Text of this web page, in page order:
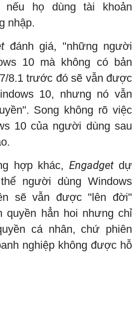
nếu họ dùng tài khoản
nhập.
đánh giá, "những người
10 mà không có bản
8.1 trước đó sẽ vẫn được
10, nhưng nó vẫn
Song không rõ việc
10 của người dùng sau
hợp khác,Engadget dự
người dùng Windows
sẽ vẫn được "lên đời"
quyền hẳn hoi nhưng chỉ
cá nhân, chứ phiên
nghiệp không được hỗ